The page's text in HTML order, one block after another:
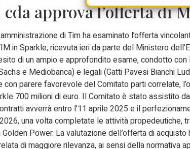
approva l’offerta di
di Tim ha esaminato l’offerta
in Sparkle, ricevuta ieri da parte del Ministero
di un ampio e approfondito esame, condotto
e Mediobanca) e legali (Gatti Pavesi Bianchi
con parere favorevole del Comitato parti correlate,
700 milioni di euro. Il Comitato è stato assistito
avverrà entro l’11 aprile 2025 e il
una volta completate le attività propedeutiche,
Golden Power. La valutazione dell’offerta di
di maggiore rilevanza, ai sensi della normativa